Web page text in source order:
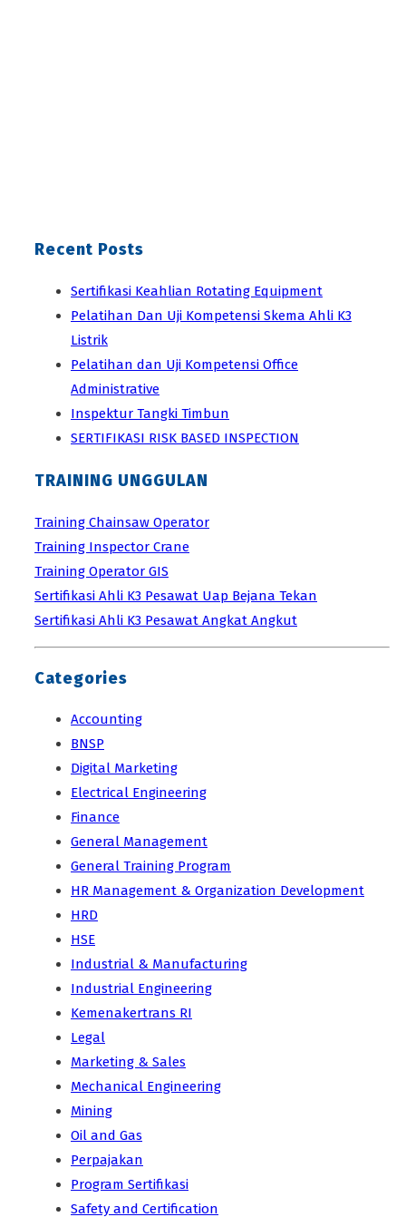
Recent Posts
Sertifikasi Keahlian Rotating Equipment
Pelatihan Dan Uji Kompetensi Skema Ahli K3
Listrik
Pelatihan dan Uji Kompetensi Office
Administrative
Inspektur Tangki Timbun
SERTIFIKASI RISK BASED INSPECTION
TRAINING UNGGULAN
Training Chainsaw Operator
Training Inspector Crane
Training Operator GIS
Sertifikasi Ahli K3 Pesawat Uap Bejana Tekan
Sertifikasi Ahli K3 Pesawat Angkat Angkut
Categories
Accounting
BNSP
Digital Marketing
Electrical Engineering
Finance
General Management
General Training Program
HR Management & Organization Development
HRD
HSE
Industrial & Manufacturing
Industrial Engineering
Kemenakertrans RI
Legal
Marketing & Sales
Mechanical Engineering
Mining
Oil and Gas
Perpajakan
Program Sertifikasi
Safety and Certification